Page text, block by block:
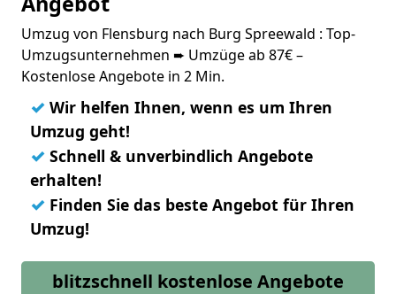
Umzug von Flensburg nach Burg Spreewald : Top-
Umzugsunternehmen ➨ Umzüge ab 87€ –
Kostenlose Angebote in 2 Min.
✓ Wir helfen Ihnen, wenn es um Ihren
Umzug geht!
✓ Schnell & unverbindlich Angebote
erhalten!
✓ Finden Sie das beste Angebot für Ihren
Umzug!
blitzschnell kostenlose Angebote